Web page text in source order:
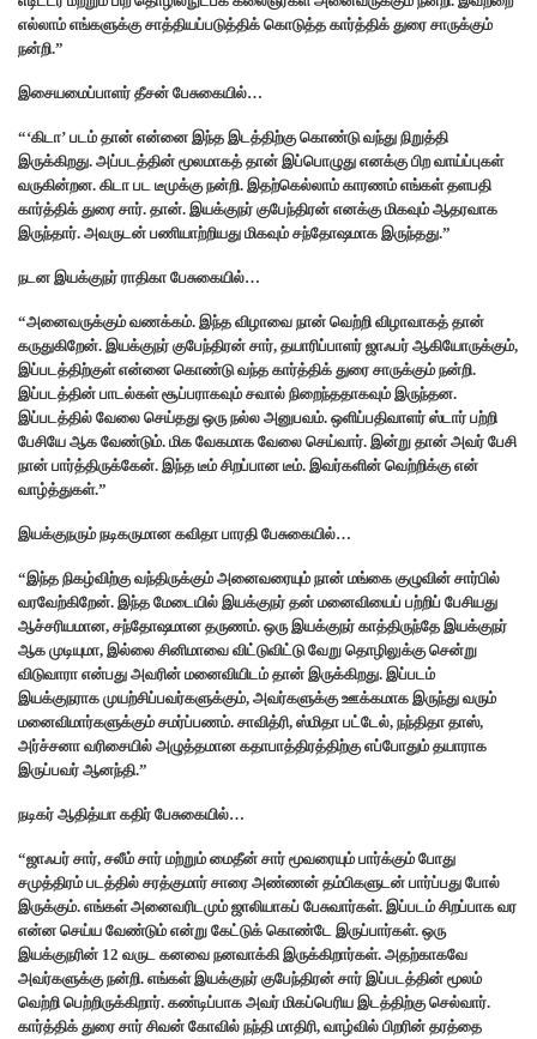
எல்லாம் எங்களுக்கு சாத்தியப்படுத்திக் கொடுத்த கார்த்திக் துரை சாருக்கும்
நன்றி.”
இசையமைப்பாளர் தீசன் பேசுகையில்…
“‘கிடா’ படம் தான் என்னை இந்த இடத்திற்கு கொண்டு வந்து நிறுத்தி
இருக்கிறது. அப்படத்தின் மூலமாகத் தான் இப்பொழுது எனக்கு பிற வாய்ப்புகள்
வருகின்றன. கிடா பட டீமுக்கு நன்றி. இதற்கெல்லாம் காரணம் எங்கள் தளபதி
கார்த்திக் துரை சார். தான். இயக்குநர் குபேந்திரன் எனக்கு மிகவும் ஆதரவாக
இருந்தார். அவருடன் பணியாற்றியது மிகவும் சந்தோஷமாக இருந்தது.”
நடன இயக்குநர் ராதிகா பேசுகையில்…
“அனைவருக்கும் வணக்கம். இந்த விழாவை நான் வெற்றி விழாவாகத் தான்
கருதுகிறேன். இயக்குநர் குபேந்திரன் சார், தயாரிப்பாளர் ஜாஃபர் ஆகியோருக்கும்,
இப்படத்திற்குள் என்னை கொண்டு வந்த கார்த்திக் துரை சாருக்கும் நன்றி.
இப்படத்தின் பாடல்கள் சூப்பராகவும் சவால் நிறைந்ததாகவும் இருந்தன.
இப்படத்தில் வேலை செய்தது ஒரு நல்ல அனுபவம். ஒளிப்பதிவாளர் ஸ்டார் பற்றி
பேசியே ஆக வேண்டும். மிக வேகமாக வேலை செய்வார். இன்று தான் அவர் பேசி
நான் பார்த்திருக்கேன். இந்த டீம் சிறப்பான டீம். இவர்களின் வெற்றிக்கு என்
வாழ்த்துகள்.”
இயக்குநரும் நடிகருமான கவிதா பாரதி பேசுகையில்…
“இந்த நிகழ்விற்கு வந்திருக்கும் அனைவரையும் நான் மங்கை குழுவின் சார்பில்
வரவேற்கிறேன். இந்த மேடையில் இயக்குநர் தன் மனைவியைப் பற்றிப் பேசியது
ஆச்சரியமான, சந்தோஷமான தருணம். ஒரு இயக்குநர் காத்திருந்தே இயக்குநர்
ஆக முடியுமா, இல்லை சினிமாவை விட்டுவிட்டு வேறு தொழிலுக்கு சென்று
விடுவாரா என்பது அவரின் மனைவியிடம் தான் இருக்கிறது. இப்படம்
இயக்குநராக முயற்சிப்பவர்களுக்கும், அவர்களுக்கு ஊக்கமாக இருந்து வரும்
மனைவிமார்களுக்கும் சமர்ப்பணம். சாவித்ரி, ஸ்மிதா பட்டேல், நந்திதா தாஸ்,
அர்ச்சனா வரிசையில் அழுத்தமான கதாபாத்திரத்திற்கு எப்போதும் தயாராக
இருப்பவர் ஆனந்தி.”
நடிகர் ஆதித்யா கதிர் பேசுகையில்…
“ஜாஃபர் சார், சலீம் சார் மற்றும் மைதீன் சார் மூவரையும் பார்க்கும் போது
சமுத்திரம் படத்தில் சரத்குமார் சாரை அண்ணன் தம்பிகளுடன் பார்ப்பது போல்
இருக்கும். எங்கள் அனைவரிடமும் ஜாலியாகப் பேசுவார்கள். இப்படம் சிறப்பாக வர
என்ன செய்ய வேண்டும் என்று கேட்டுக் கொண்டே இருப்பார்கள். ஒரு
இயக்குநரின் 12 வருட கனவை நனவாக்கி இருக்கிறார்கள். அதற்காகவே
அவர்களுக்கு நன்றி. எங்கள் இயக்குநர் குபேந்திரன் சார் இப்படத்தின் மூலம்
வெற்றி பெற்றிருக்கிறார். கண்டிப்பாக அவர் மிகப்பெரிய இடத்திற்கு செல்வார்.
கார்த்திக் துரை சார் சிவன் கோவில் நந்தி மாதிரி, வாழ்வில் பிறரின் தரத்தை